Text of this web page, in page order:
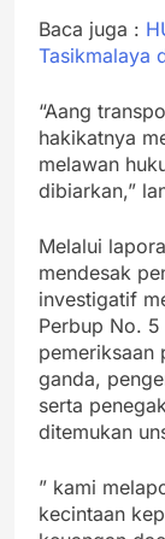
Baca juga :
Tasikmalaya
“Aang
hakikatnya
melawan
dibiarkan,”
Melalui
mendesak
investigatif
Perbup No.
pemeriksaan
ganda,
serta
ditemukan
” kami
kecintaan